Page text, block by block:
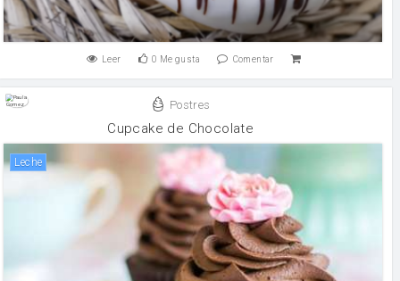
Leer 0 Me gusta Comentar
Postres
Cupcake de Chocolate
leche